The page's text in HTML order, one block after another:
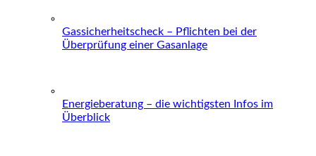
Gassicherheitscheck – Pflichten bei der
Überprüfung einer Gasanlage
Energieberatung – die wichtigsten Infos im
Überblick